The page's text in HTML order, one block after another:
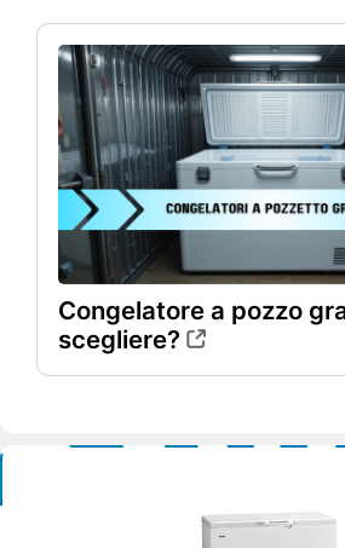
Congelatore a pozzo
scegliere?